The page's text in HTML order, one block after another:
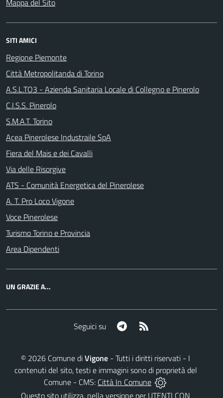
Mappa del Sito
SITI AMICI
Regione Piemonte
Città Metropolitanda di Torino
A.S.L.TO3 - Azienda Sanitaria Locale di Collegno e Pinerolo
C.I.S.S. Pinerolo
S.M.A.T. Torino
Acea Pinerolese Industraile SpA
Fiera del Mais e dei Cavalli
Via delle Risorgive
ATS - Comunità Energetica del Pinerolese
A. T. Pro Loco Vigone
Voce Pinerolese
Turismo Torino e Provincia
Area Dipendenti
UN GRAZIE A...
Seguici su Telegram
© 2026 Comune diVigone - Tutti i diritti riservati - I
contenuti del sito, testi e immagini sono di proprietà del
Comune - CMS: Città In Comune